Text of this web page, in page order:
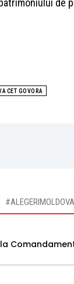
de
CET GOVORA
#ALEGERIMOLDOVA